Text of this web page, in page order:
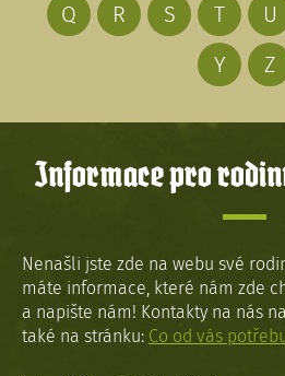
Q
R S T U
Y
Z
Informace pro
Nenašli jste zde na webu své
máte informace, které nám zde
a napište nám! Kontakty na nás
také na stránku: Co od vás